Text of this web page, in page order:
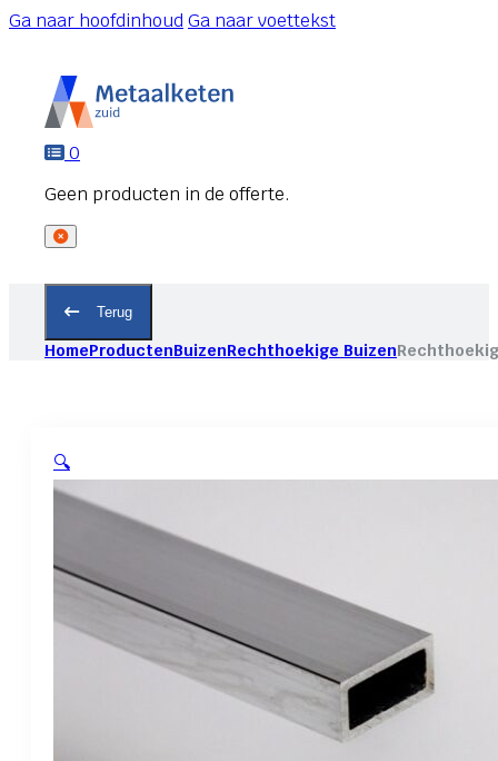
Ga naar hoofdinhoudGa naar voettekst
0
Terug
HomeProductenBuizenRechthoekige Buizen
🔍